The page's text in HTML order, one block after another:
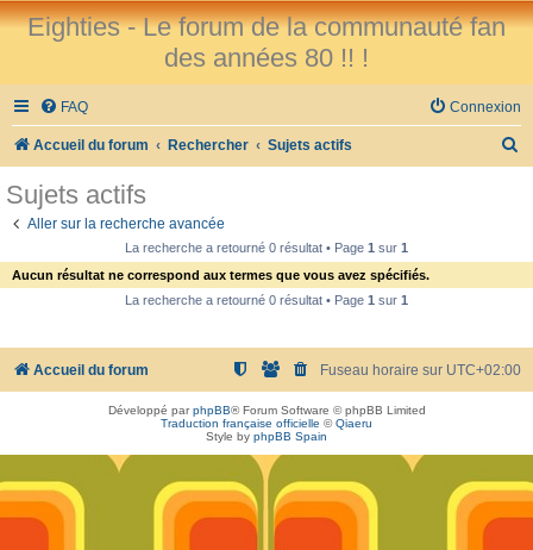
Eighties - Le forum de la communauté fan
des années 80 !! !
FAQ Connexion
Accueil du forum Rechercher Sujets actifs
e
Sujets actifs
Aller sur la recherche avancée
La recherche a retourné 0 résultat • Page 1 sur 1
Aucun résultat ne correspond aux termes que vous avez spécifiés.
La recherche a retourné 0 résultat • Page 1 sur 1
Accueil du forum Fuseau horaire sur UTC+02:00
Développé parphpBB® Forum Software © phpBB Limited
Traduction française officielle ©Qiaeru
Style by phpBB Spain